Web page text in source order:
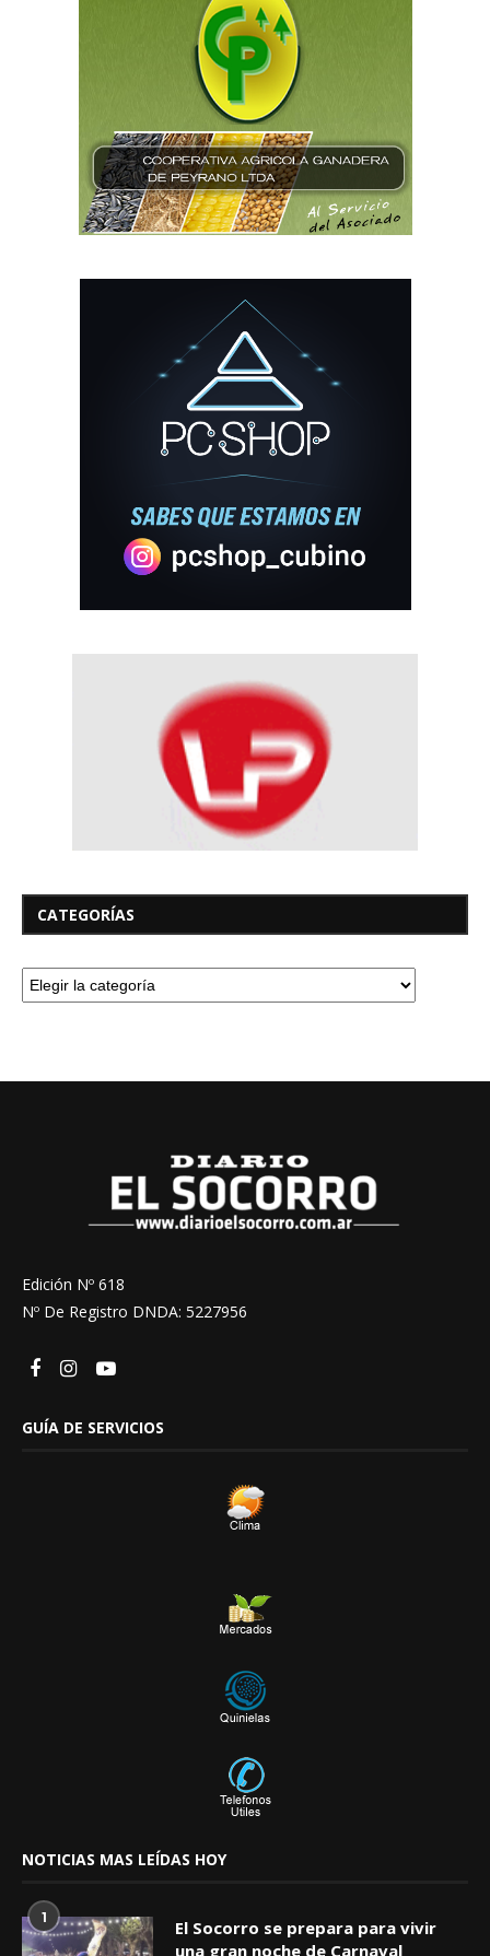
CATEGORÍAS
Edición Nº 618
Nº De Registro DNDA: 5227956
GUÍA DE SERVICIOS
NOTICIAS MAS LEÍDAS HOY
1
El Socorro se prepara para vivir
una gran noche de Carnaval